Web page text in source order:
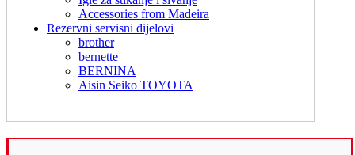
Accessories from Madeira
Rezervni servisni dijelovi
brother
bernette
BERNINA
Aisin Seiko TOYOTA